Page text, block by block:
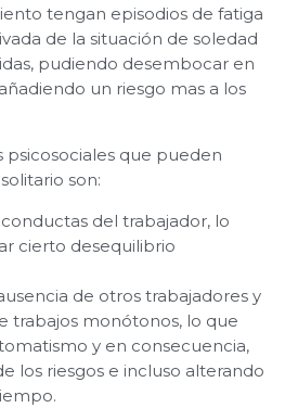
tengan episodios de fatiga
de la situación de soledad
pudiendo desembocar en
un riesgo mas a los
psicosociales que pueden
son:
del trabajador, lo
cierto desequilibrio
de otros trabajadores y
trabajos monótonos, lo que
y en consecuencia,
los riesgos e incluso alterando